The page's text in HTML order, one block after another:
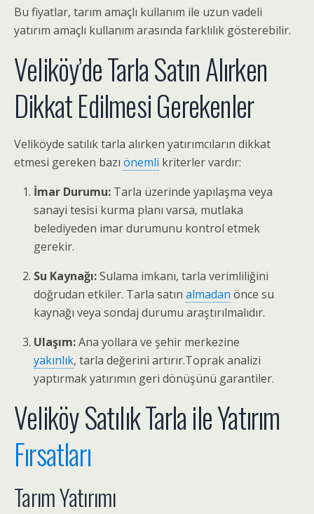
Bu fiyatlar, tarım amaçlı kullanım ile uzun vadeli
yatırım amaçlı kullanım arasında farklılık gösterebilir.
Veliköy’de Tarla Satın Alırken
Dikkat Edilmesi Gerekenler
Veliköyde satılık tarla alırken yatırımcıların dikkat
etmesi gereken bazı önemli kriterler vardır:
İmar Durumu: Tarla üzerinde yapılaşma veya
sanayi tesisi kurma planı varsa, mutlaka
belediyeden imar durumunu kontrol etmek
gerekir.
Su Kaynağı:Sulama imkanı, tarla verimliliğini
doğrudan etkiler. Tarla satınalmadan önce su
kaynağı veya sondaj durumu araştırılmalıdır.
Ulaşım:Ana yollara ve şehir merkezine
yakınlık, tarla değerini artırır.Toprak analizi
yaptırmak yatırımın geri dönüşünü garantiler.
Veliköy Satılık Tarla ile Yatırım
Fırsatları
Tarım Yatırımı